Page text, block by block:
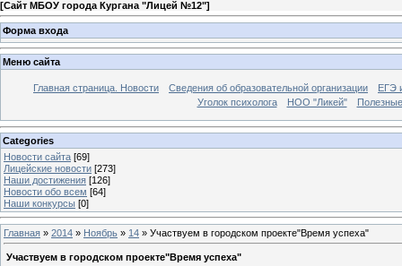
[Сайт МБОУ города Кургана "Лицей №12"]
Форма входа
Меню сайта
Главная страница. Новости Сведения об образовательной организации
ЕГЭ
Уголок психолога
НОО "Ликей"
Categories
Новости сайта [69]
Лицейские новости [273]
Наши достижения [126]
Новости обо всем [64]
Наши конкурсы [0]
Главная » 2014 » Ноябрь » 14 » Участвуем в городском проекте"Время успеха"
Участвуем в городском проекте"Время успеха"